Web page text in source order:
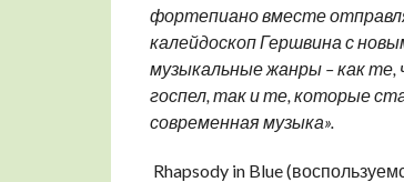
фортепиано вместе
калейдоскоп Гершвина с
музыкальные жанры – как те,
госпел, так и те, которые
современная музыка».
Rhapsody in Blue